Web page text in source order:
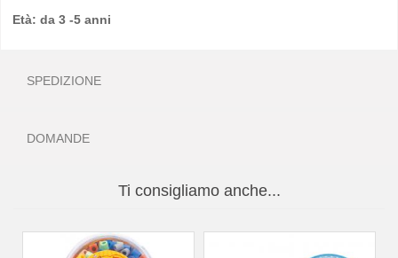
Età: da 3 -5 anni
SPEDIZIONE
DOMANDE
Ti consigliamo anche...